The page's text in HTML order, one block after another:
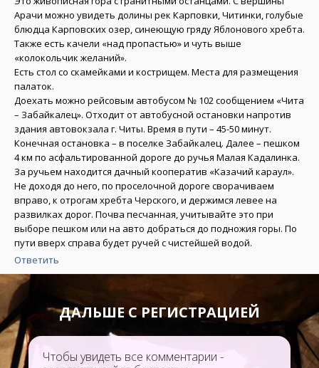
Арачи можно увидеть долины рек Карповки, Читинки, голубые
блюдца Карповских озер, синеющую гряду Яблонового хребта.
Также есть качели «над пропастью» и чуть выше
«колокольчик желаний».
Есть стол со скамейками и кострищем. Места для размещения
палаток.
Доехать можно рейсовым автобусом № 102 сообщением «Чита
– Забайкалец». Отходит от автобусной остановки напротив
здания автовокзала г. Читы. Время в пути – 45-50 минут.
Конечная остановка – в поселке Забайкалец. Далее – пешком
4 км по асфальтированной дороге до ручья Малая Кадалинка.
За ручьем находится дачный кооператив «Казачий караул».
Не доходя до него, по проселочной дороге сворачиваем
вправо, к отрогам хребта Черского, и держимся левее на
развилках дорог. Почва песчанная, учитывайте это при
выборе пешком или на авто добраться до подножия горы. По
пути вверх справа будет ручей с чистейшей водой.
Ответить
ДАЛЬШЕ С РЕГИСТРАЦИЕЙ
Чтобы увидеть все комментарии -